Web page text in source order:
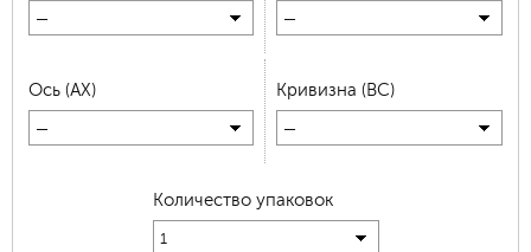
— —
Ось (AX)
—
Кривизна (BC)
—
Количество упаковок
1